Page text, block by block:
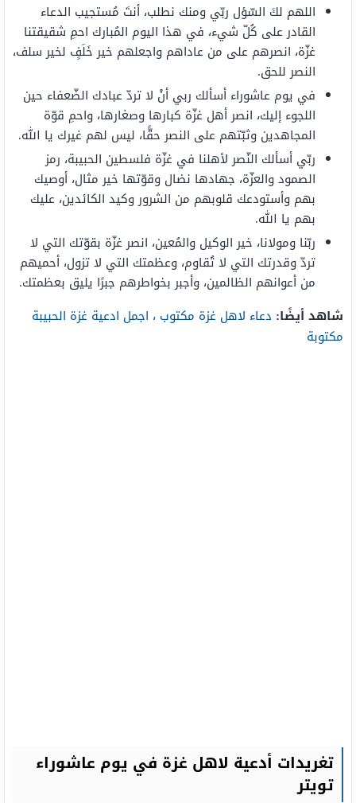
اللهم لكَ السّؤل ربّي ومنك نطلب، أنتَ مُستجيب الدعاء
القادر على كُلّ شيء، في هذا اليوم المُبارك احمِ شقيقتنا
غزّة، انصرهم على من عاداهم واجعلهم خير خَلَفٍ لخير سلف،
النصر للحق.
في يوم عاشوراء أسألك ربي أنْ لا تردّ عبادك الضّعفاء حين
اللجوء إليك، انصر أهل غزّة كبارها وصغارها، واحمِ قوّة
المجاهدين وثبّتهم على النصر حقًّا، ليس لهم غيرك يا الله.
ربّي أسألك النّصر لأهلنا في غزّة فلسطين الحبيبة، رمز
الصمود والعزّة، جهادها نضال وقوّتها خير مثال، أوصيك
بهم وأستودعك قلوبهم من الشرور وكيد الكائدين، عليك
بهم يا الله.
ربّنا ومولانا، خير الوكيل والمُعين، انصر غزّة بقوّتك التي لا
تردّ وقدرتك التي لا تُقاوم، وعظمتك التي لا تزول، أحميهم
من أعوانهم الظالمين، وأجبر بخواطرهم جبرًا يليق بعظمتك.
شاهد أيضًا: دعاء لاهل غزة مكتوب ، اجمل ادعية غزة الحبيبة
مكتوبة
تغريدات أدعية لاهل غزة في يوم عاشوراء
تويتر